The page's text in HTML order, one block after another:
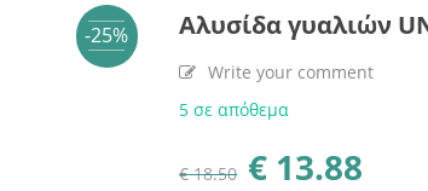
-25% Αλυσίδα γυαλιών
Write your comment
5 σε απόθεμα
€18.50
Original
price
€ 13.88